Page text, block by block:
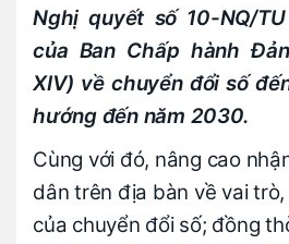
Nghị quyết số 10-NQ/
của Ban Chấp hành
XIV) về chuyển đổi số
hướng đến năm 2030.
Cùng với đó, nâng cao
dân trên địa bàn về vai
của chuyển đổi số; đồng